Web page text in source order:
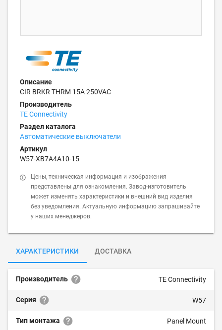
Описание
CIR BRKR THRM 15A 250VAC
Производитель
TE Connectivity
Раздел каталога
Автоматические выключатели
Артикул
W57-XB7A4A10-15
Цены, техническая информация и изображения
представлены для ознакомления. Завод-изготовитель
может изменять характеристики и внешний вид изделия
без уведомления. Актуальную информацию запрашивайте
у наших менеджеров.
ХАРАКТЕРИСТИКИ ДОСТАВКА
Производитель TE Connectivity
Серия W57
Тип монтажа Panel Mount